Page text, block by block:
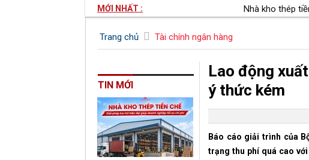
MỚI NHẤT : Nhà kho thép tiền
Trang chủ Tài chính ngân hàng
Lao động
ý thức kém
Báo cáo giải trình của
trạng thu phí quá cao
TIN MỚI